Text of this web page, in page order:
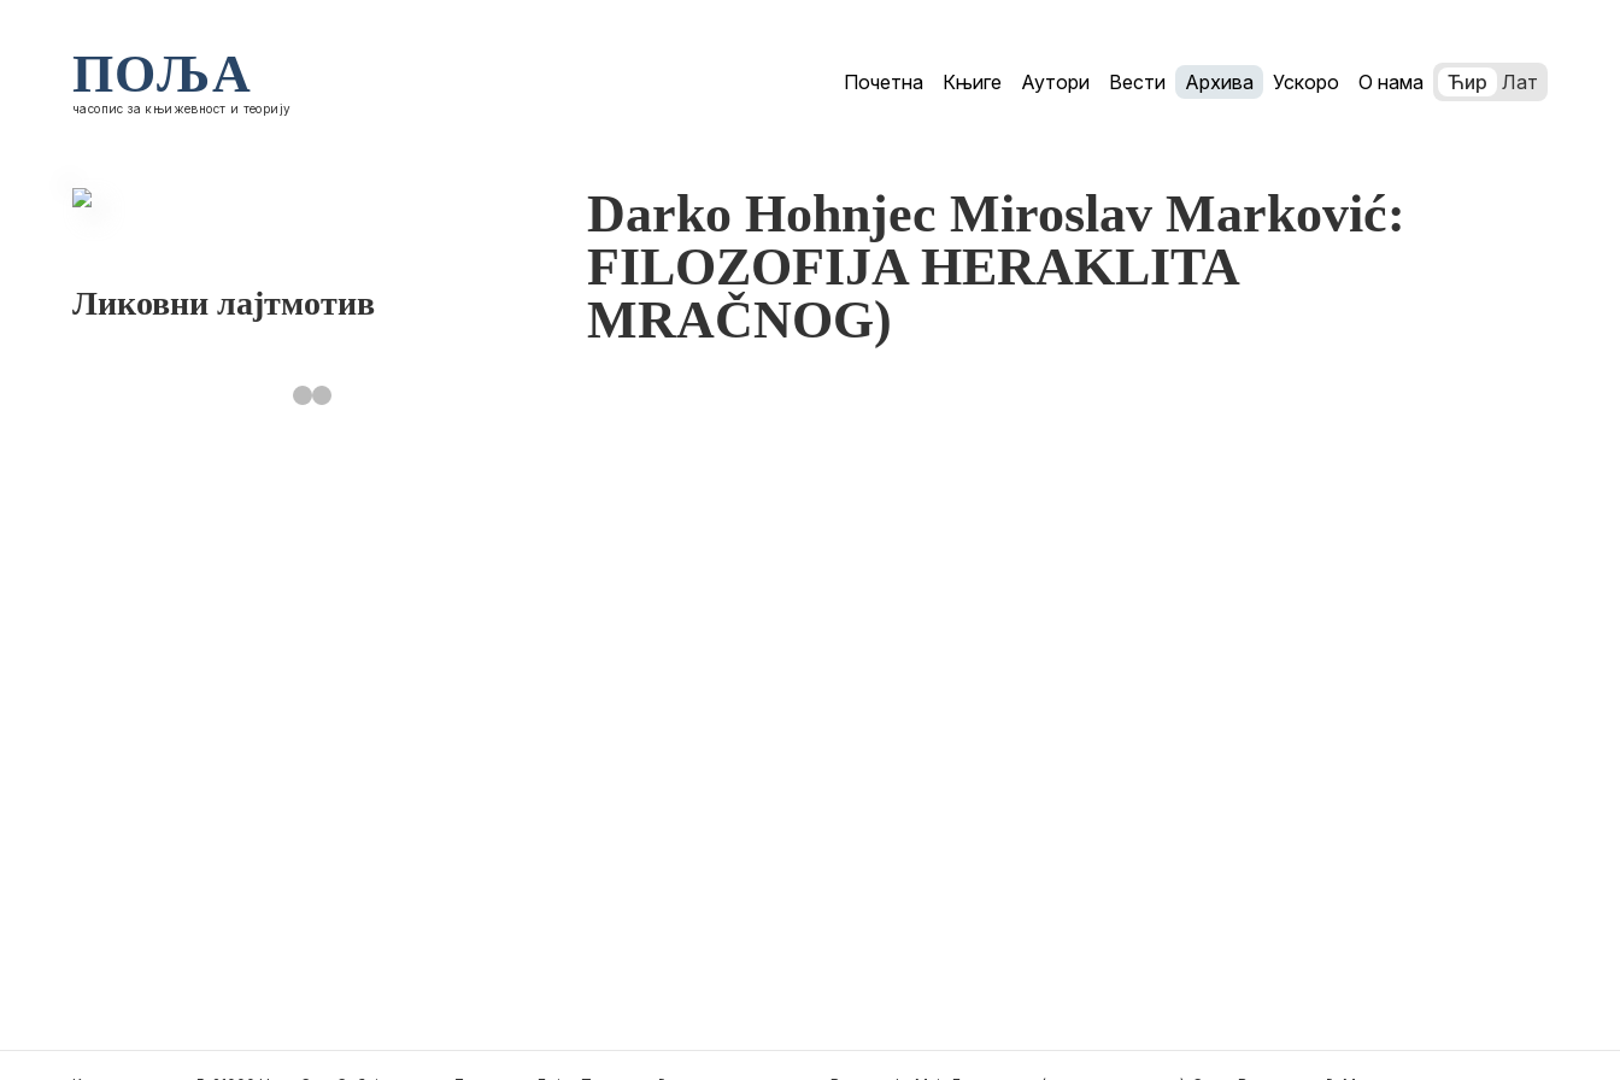
ПОЉА
часопис за књижевност и теорију
Почетна Књиге Аутори Вести Архива Ускоро О нама Ћир Лат
Ликовни лајтмотив
Darko Hohnjec Miroslav Marković:
FILOZOFIJA HERAKLITA
MRAČNOG)